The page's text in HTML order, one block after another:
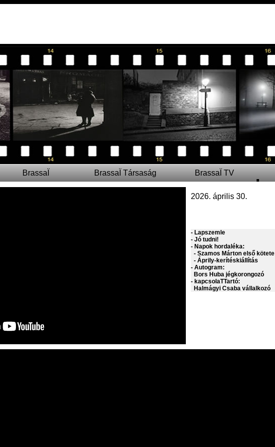
BrassaÏ BrassaÏ Társaság BrassaÏ TV
2026. április 30.
- Lapszemle
- Jó tudni!
- Napok hordaléka:
- Szamos Márton első kötete
- Áprily-kerítéskiállítás
- Autogram:
Bors Huba jégkorongozó
- kapcsolaTTartó:
Halmágyi Csaba vállalkozó